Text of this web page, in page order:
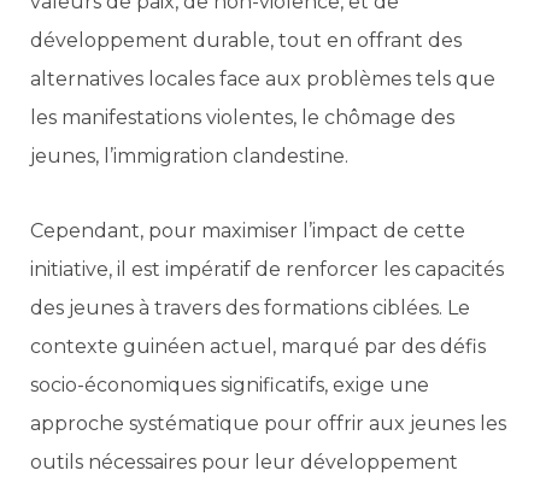
développement durable, tout en offrant des
alternatives locales face aux problèmes tels que
les manifestations violentes, le chômage des
jeunes, l’immigration clandestine.
Cependant, pour maximiser l’impact de cette
initiative, il est impératif de renforcer les capacités
des jeunes à travers des formations ciblées. Le
contexte guinéen actuel, marqué par des défis
socio-économiques significatifs, exige une
approche systématique pour offrir aux jeunes les
outils nécessaires pour leur développement